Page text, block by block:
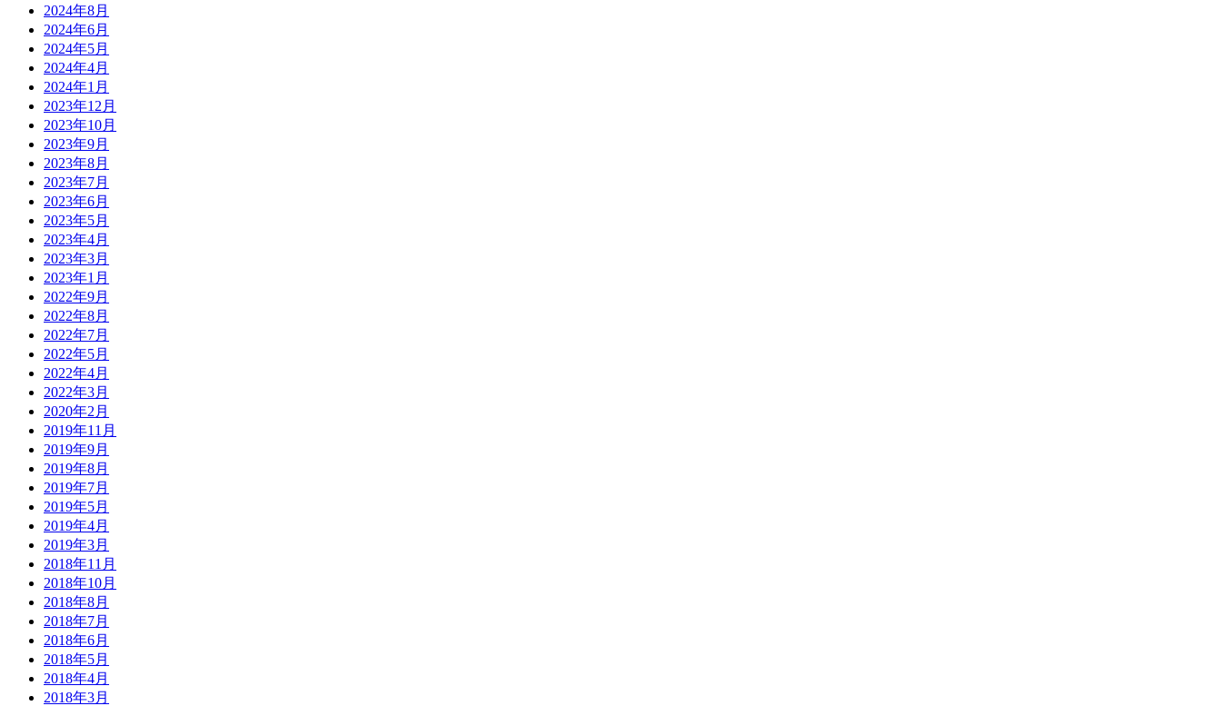
2024年8月
2024年6月
2024年5月
2024年4月
2024年1月
2023年12月
2023年10月
2023年9月
2023年8月
2023年7月
2023年6月
2023年5月
2023年4月
2023年3月
2023年1月
2022年9月
2022年8月
2022年7月
2022年5月
2022年4月
2022年3月
2020年2月
2019年11月
2019年9月
2019年8月
2019年7月
2019年5月
2019年4月
2019年3月
2018年11月
2018年10月
2018年8月
2018年7月
2018年6月
2018年5月
2018年4月
2018年3月